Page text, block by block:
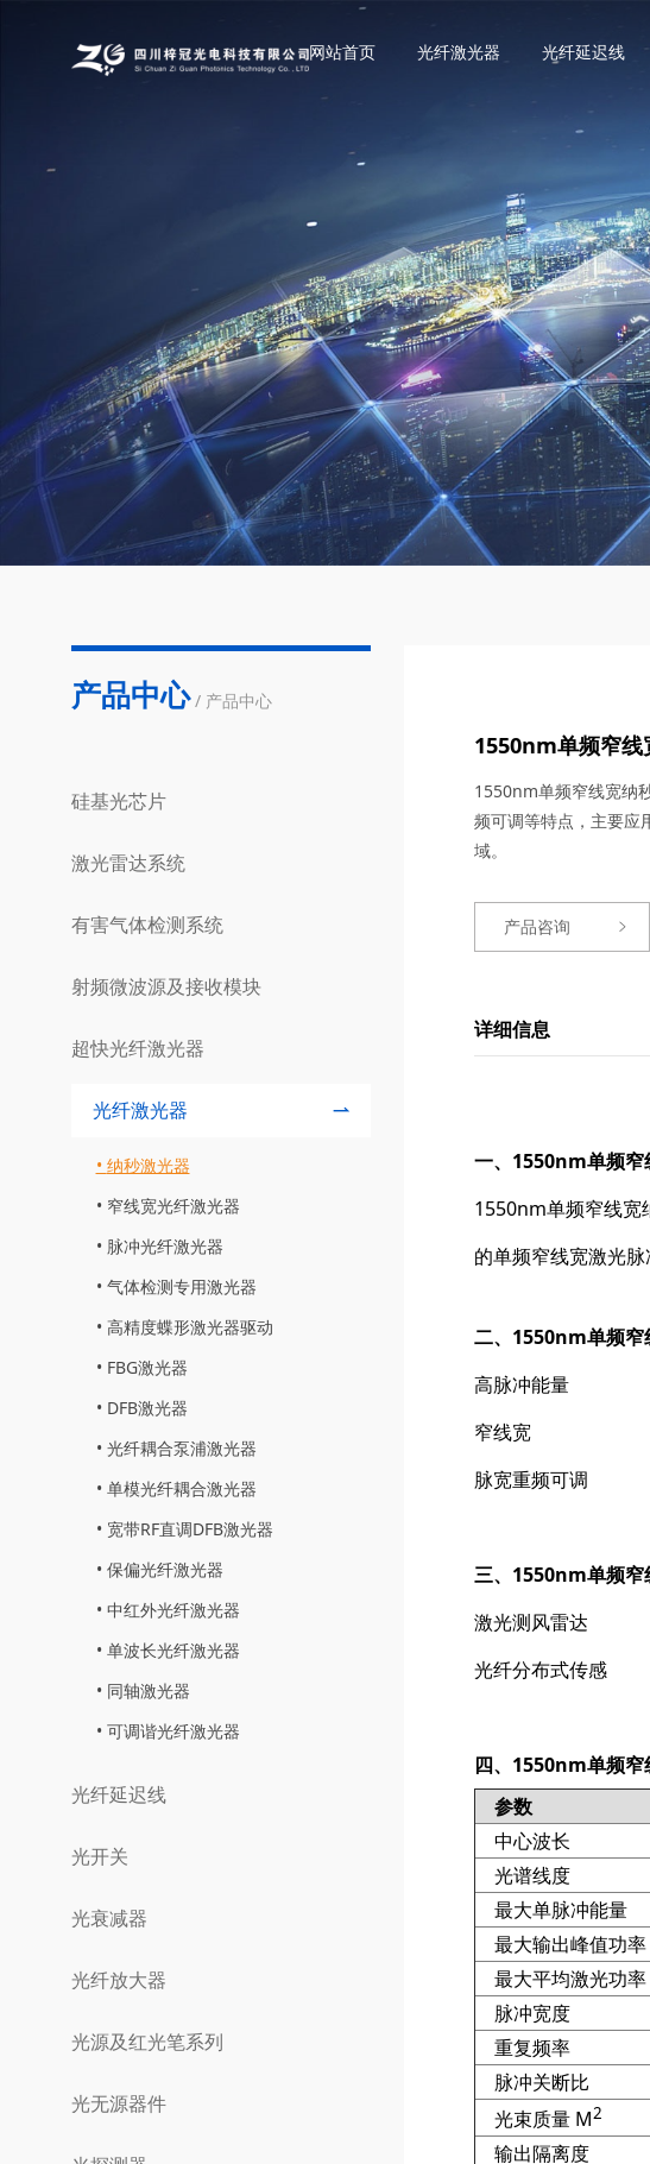
网站首页 光纤激光器 光纤延迟线
产品中心 / 产品中心
硅基光芯片
激光雷达系统
有害气体检测系统
射频微波源及接收模块
超快光纤激光器
光纤激光器
纳秒激光器
窄线宽光纤激光器
脉冲光纤激光器
气体检测专用激光器
高精度蝶形激光器驱动
FBG激光器
DFB激光器
光纤耦合泵浦激光器
单模光纤耦合激光器
宽带RF直调DFB激光器
保偏光纤激光器
中红外光纤激光器
单波长光纤激光器
同轴激光器
可调谐光纤激光器
光纤延迟线
光开关
光衰减器
光纤放大器
光源及红光笔系列
光无源器件
1550nm单频窄线
1550nm单频窄线宽纳
频可调等特点，主要应
域。
产品咨询
详细信息
一、1550nm单频窄
1550nm单频窄线宽
的单频窄线宽激光
二、1550nm单频窄
高脉冲能量
窄线宽
脉宽重频可调
三、1550nm单频窄
激光测风雷达
光纤分布式传感
四、1550nm单频窄
参数
中心波长
光谱线度
最大单脉冲能量
最大输出峰值功率
最大平均激光功率
脉冲宽度
重复频率
脉冲关断比
光束质量 M2
输出隔离度